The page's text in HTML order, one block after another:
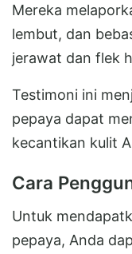
Mereka
lembut, dan
jerawat dan flek
Testimoni ini
pepaya dapat
kecantikan kulit
Cara
Untuk
pepaya, Anda